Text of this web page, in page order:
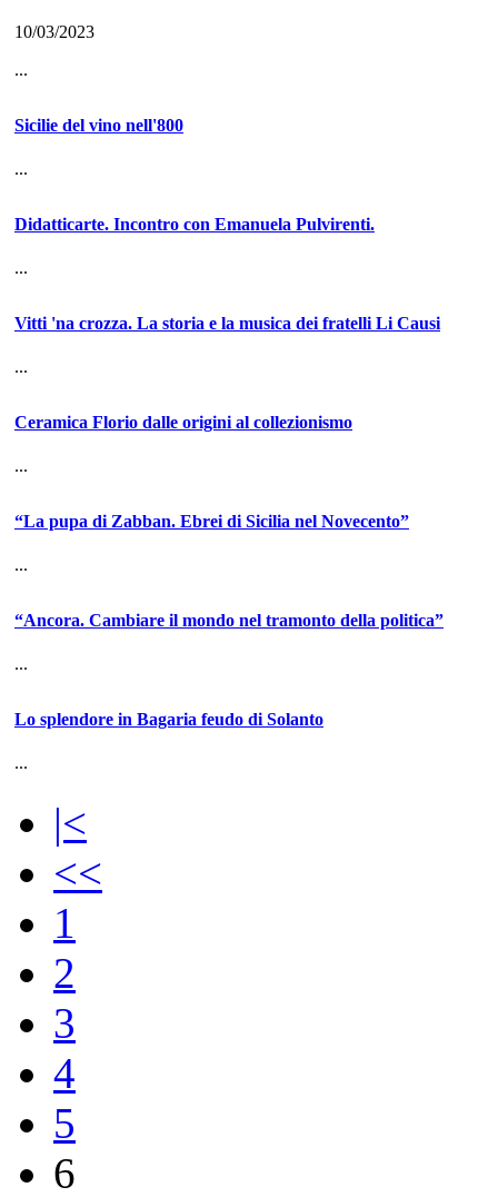
10/03/2023
...
Sicilie del vino nell'800
...
Didatticarte. Incontro con Emanuela Pulvirenti.
...
Vitti 'na crozza. La storia e la musica dei fratelli Li Causi
...
Ceramica Florio dalle origini al collezionismo
...
“La pupa di Zabban. Ebrei di Sicilia nel Novecento”
...
“Ancora. Cambiare il mondo nel tramonto della politica”
...
Lo splendore in Bagaria feudo di Solanto
...
|<
<<
1
2
3
4
5
6